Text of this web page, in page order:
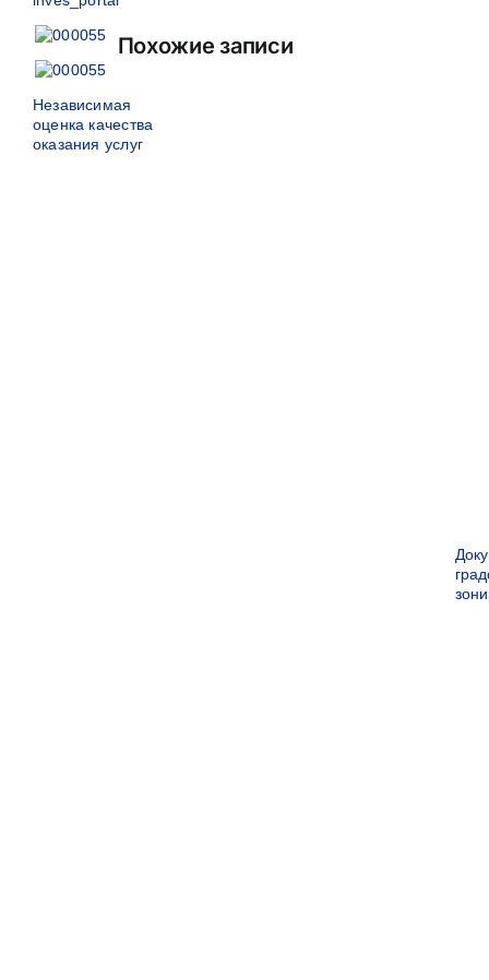
Похожие записи
Независимая
оценка качества
оказания услуг